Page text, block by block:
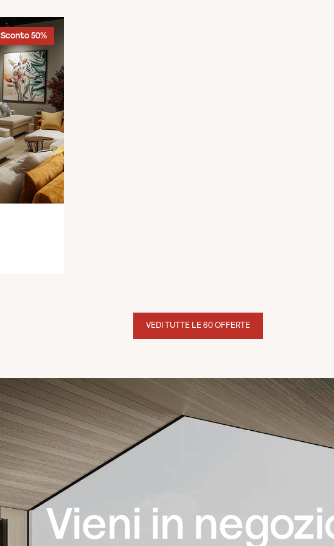
Sconto 50%
VEDI TUTTE LE 60 OFFERTE
Vieni in